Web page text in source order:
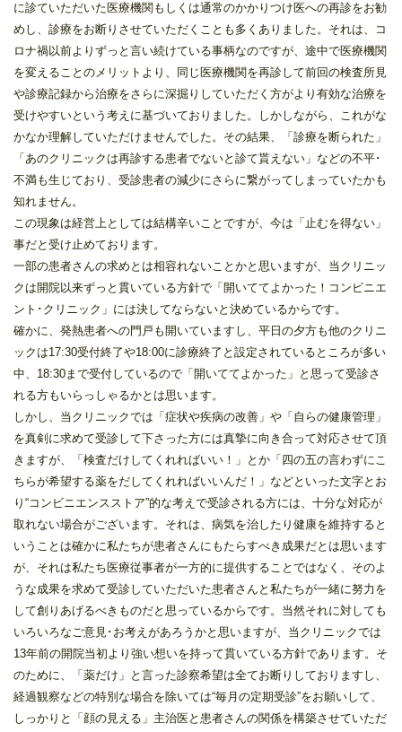
に診ていただいた医療機関もしくは通常のかかりつけ医への再診をお勧
めし、診療をお断りさせていただくことも多くありました。それは、コ
ロナ禍以前よりずっと言い続けている事柄なのですが、途中で医療機関
を変えることのメリットより、同じ医療機関を再診して前回の検査所見
や診療記録から治療をさらに深掘りしていただく方がより有効な治療を
受けやすいという考えに基づいておりました。しかしながら、これがな
かなか理解していただけませんでした。その結果、「診療を断られた」
「あのクリニックは再診する患者でないと診て貰えない」などの不平･
不満も生じており、受診患者の減少にさらに繋がってしまっていたかも
知れません。
この現象は経営上としては結構辛いことですが、今は「止むを得ない」
事だと受け止めております。
一部の患者さんの求めとは相容れないことかと思いますが、当クリニッ
クは開院以来ずっと貫いている方針で「開いててよかった！コンビニエ
ント･クリニック」には決してならないと決めているからです。
確かに、発熱患者への門戸も開いていますし、平日の夕方も他のクリニ
ックは17:30受付終了や18:00に診療終了と設定されているところが多い
中、18:30まで受付しているので「開いててよかった」と思って受診さ
れる方もいらっしゃるかとは思います。
しかし、当クリニックでは「症状や疾病の改善」や「自らの健康管理」
を真剣に求めて受診して下さった方には真摯に向き合って対応させて頂
きますが、「検査だけしてくれればいい！」とか「四の五の言わずにこ
ちらが希望する薬をだしてくれればいいんだ！」などといった文字とお
り“コンビニエンスストア”的な考えで受診される方には、十分な対応が
取れない場合がございます。それは、病気を治したり健康を維持すると
いうことは確かに私たちが患者さんにもたらすべき成果だとは思います
が、それは私たち医療従事者が一方的に提供することではなく、そのよ
うな成果を求めて受診していただいた患者さんと私たちが一緒に努力を
して創りあげるべきものだと思っているからです。当然それに対しても
いろいろなご意見･お考えがあろうかと思いますが、当クリニックでは
13年前の開院当初より強い想いを持って貫いている方針であります。そ
のために、「薬だけ」と言った診察希望は全てお断りしておりますし、
経過観察などの特別な場合を除いては“毎月の定期受診”をお願いして、
しっかりと「顔の見える」主治医と患者さんの関係を構築させていただ